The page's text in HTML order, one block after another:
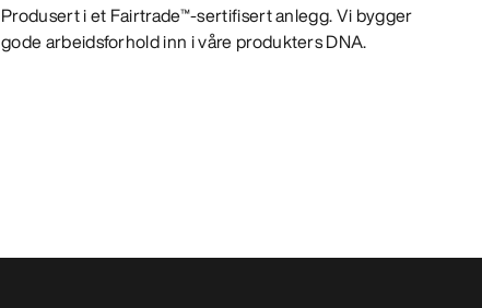
Produsert i et Fairtrade™-sertifisert anlegg. Vi bygger
gode arbeidsforhold inn i våre produkters DNA.